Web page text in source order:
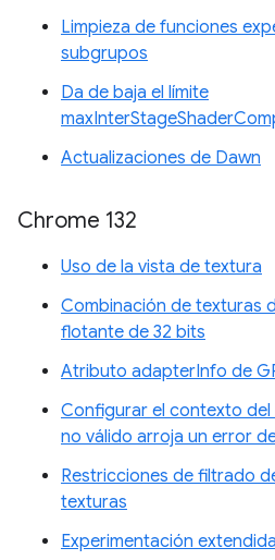
Limpieza de funciones
subgrupos
Da de baja el límite
Actualizaciones de Dawn
Chrome 132
Uso de la vista de textura
Combinación de texturas
flotante de 32 bits
Atributo adapterInfo de
Configurar el contexto
no válido arroja un error
Restricciones de filtrado
texturas
Experimentación